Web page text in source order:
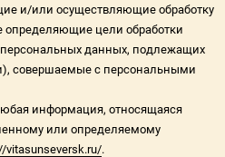
и/или осуществляющие обработку
определяющие цели обработки
данных, подлежащих
совершаемые с персональными
информация, относящаяся
или определяемому
vitasunseversk.ru/.